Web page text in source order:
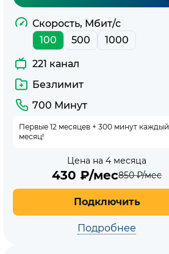
Скорость, Мбит/с
100
500 1000
221 канал
Безлимит
700 Минут
Первые 12 месяцев + 300 минут каждый
месяц!
Цена на 4 месяца
430 ₽/мес850₽/мес
Подключить
Подробнее